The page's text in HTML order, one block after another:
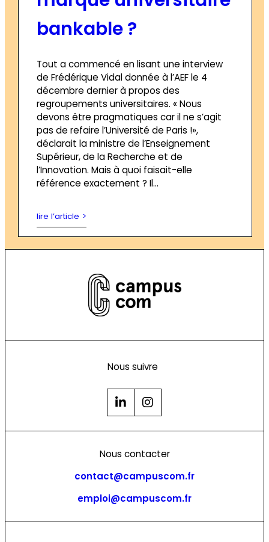
bankable ?
Tout a commencé en lisant une interview
de Frédérique Vidal donnée à l’AEF le 4
décembre dernier à propos des
regroupements universitaires. « Nous
devons être pragmatiques car il ne s’agit
pas de refaire l’Université de Paris !»,
déclarait la ministre de l’Enseignement
Supérieur, de la Recherche et de
l’Innovation. Mais à quoi faisait-elle
référence exactement ? Il…
lire l’article
Nous suivre
Nous contacter
contact@campuscom.fr
emploi@campuscom.fr